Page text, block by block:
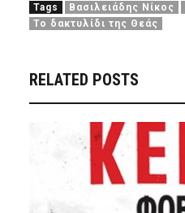
Tags Βασιλειάδης Νίκος
Το δακτυλίδι της Θεάς
RELATED POSTS